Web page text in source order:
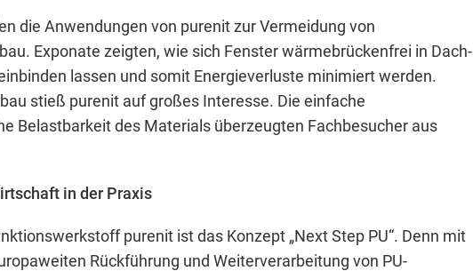
die Anwendungen von purenit zur Vermeidung von
Exponate zeigten, wie sich Fenster wärmebrückenfrei in Dach-
lassen und somit Energieverluste minimiert werden.
stieß purenit auf großes Interesse. Die einfache
Belastbarkeit des Materials überzeugten Fachbesucher aus
in der Praxis
purenit ist das Konzept „Next Step PU“. Denn mit
Rückführung und Weiterverarbeitung von PU-